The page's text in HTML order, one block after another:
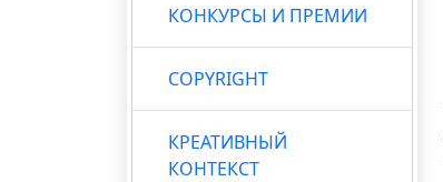
КОНКУРСЫ И ПРЕМИИ
COPYRIGHT
КРЕАТИВНЫЙ
КОНТЕКСТ